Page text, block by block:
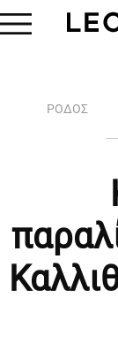
ΡΌΔΟΣ